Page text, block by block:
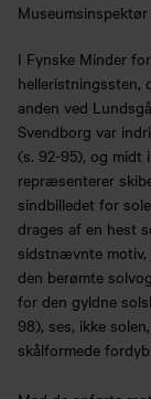
Museumsinspektør
I Fynske Minder
helleristningssten,
anden ved
Svendborg var
(s. 92-95), og midt
repræsenterer
sindbilledet for
drages af en hest
sidstnævnte motiv,
den berømte
for den gyldne
98), ses, ikke
skålformede